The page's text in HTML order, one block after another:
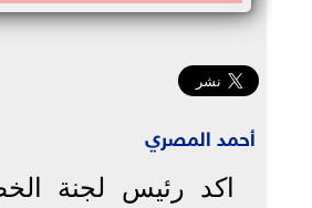
أحمد المصري
اكد رئيس لجنة